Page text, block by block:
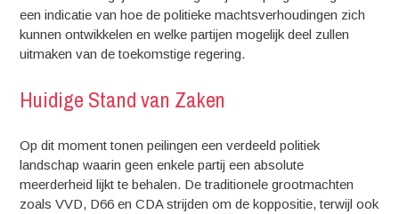
een indicatie van hoe de politieke machtsverhoudingen zich
kunnen ontwikkelen en welke partijen mogelijk deel zullen
uitmaken van de toekomstige regering.
Huidige Stand van Zaken
Op dit moment tonen peilingen een verdeeld politiek
landschap waarin geen enkele partij een absolute
meerderheid lijkt te behalen. De traditionele grootmachten
zoals VVD, D66 en CDA strijden om de koppositie, terwijl ook